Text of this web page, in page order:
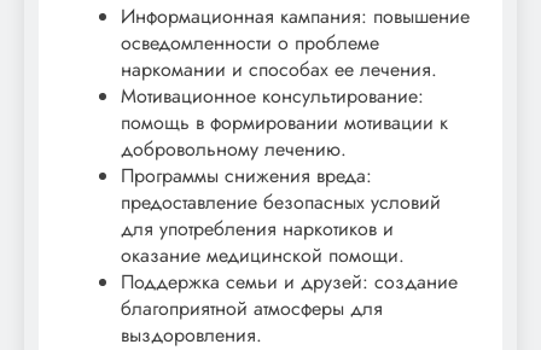
Информационная кампания: повышение
осведомленности о проблеме
наркомании и способах ее лечения.
Мотивационное консультирование:
помощь в формировании мотивации к
добровольному лечению.
Программы снижения вреда:
предоставление безопасных условий
для употребления наркотиков и
оказание медицинской помощи.
Поддержка семьи и друзей: создание
благоприятной атмосферы для
выздоровления.